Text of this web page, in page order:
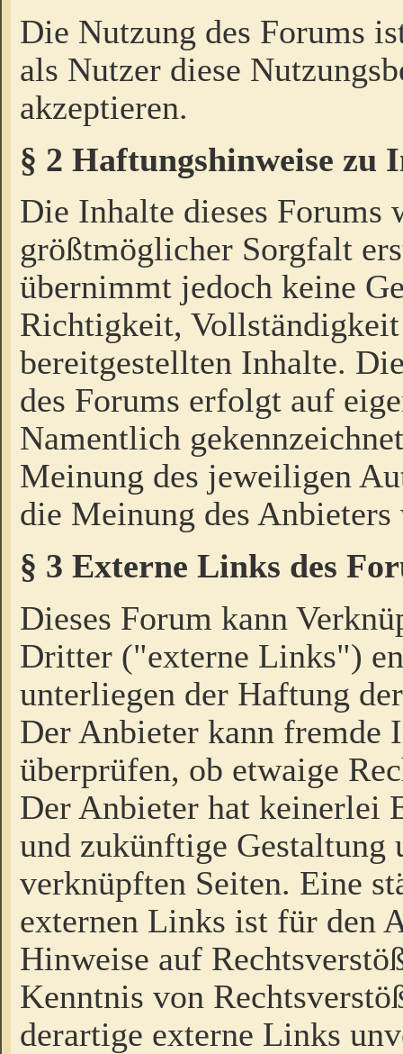
Die Nutzung des Forums
als Nutzer diese
akzeptieren.
§ 2 Haftungshinweise zu
Die Inhalte dieses Forums
größtmöglicher Sorgfalt
übernimmt jedoch keine
Richtigkeit,
bereitgestellten Inhalte.
des Forums erfolgt auf
Namentlich
Meinung des jeweiligen
die Meinung des Anbieters
§ 3 Externe Links des
Dieses Forum kann
Dritter ("externe Links")
unterliegen der Haftung
Der Anbieter kann fremde
überprüfen, ob etwaige
Der Anbieter hat keinerlei
und zukünftige Gestaltung
verknüpften Seiten. Eine
externen Links ist für den
Hinweise auf
Kenntnis von
derartige externe Links